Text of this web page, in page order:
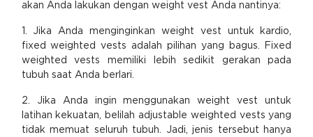
akan Anda lakukan dengan weight vest Anda nantinya:
1. Jika Anda menginginkan weight vest untuk kardio,
fixed weighted vests adalah pilihan yang bagus. Fixed
weighted vests memiliki lebih sedikit gerakan pada
tubuh saat Anda berlari.
2. Jika Anda ingin menggunakan weight vest untuk
latihan kekuatan, belilah adjustable weighted vests yang
tidak memuat seluruh tubuh. Jadi, jenis tersebut hanya